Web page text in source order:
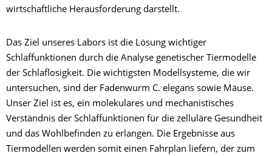
wirtschaftliche Herausforderung darstellt.
Das Ziel unseres Labors ist die Lösung wichtiger
Schlaffunktionen durch die Analyse genetischer Tiermodelle
der Schlaflosigkeit. Die wichtigsten Modellsysteme, die wir
untersuchen, sind der Fadenwurm C. elegans sowie Mäuse.
Unser Ziel ist es, ein molekulares und mechanistisches
Verständnis der Schlaffunktionen für die zelluläre Gesundheit
und das Wohlbefinden zu erlangen. Die Ergebnisse aus
Tiermodellen werden somit einen Fahrplan liefern, der zum